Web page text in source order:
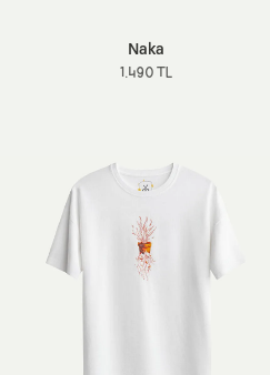
Naka
1.490 TL